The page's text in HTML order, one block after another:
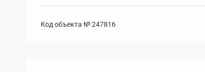
Код объекта №247816